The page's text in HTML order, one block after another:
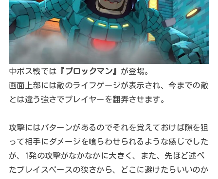
中ボス戦では 『ブロックマン』 が登場。
画面上部には敵のライフゲージが表示され、今までの敵
とは違う強さでプレイヤーを翻弄させます。
攻撃にはパターンがあるのでそれを覚えておけば隙を狙
って相手にダメージを喰らわせられるような感じでした
が、1発の攻撃がなかなかに大きく、また、先ほど述べ
たプレイスペースの狭さから、どこに避けたらいいのか